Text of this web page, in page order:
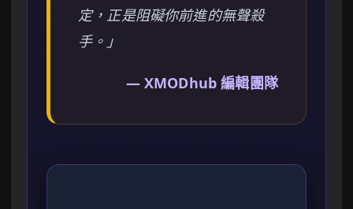
定，正是阻礙你前進的無聲殺
手。」
— XMODhub 編輯團隊